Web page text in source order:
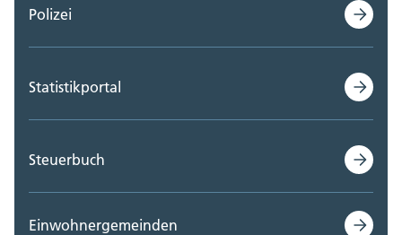
Polizei
Statistikportal
Steuerbuch
Einwohnergemeinden